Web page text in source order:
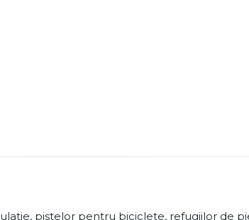
pistelor pentru biciclete, refugiilor de